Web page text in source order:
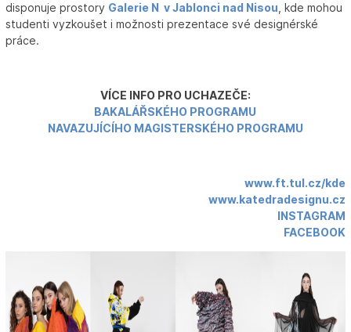
disponuje prostory Galerie N v Jablonci nad Nisou, kde mohou
studenti vyzkoušet i možnosti prezentace své designérské
práce.
VÍCE INFO PRO UCHAZEČE:
BAKALÁŘSKÉHO PROGRAMU
NAVAZUJÍCÍHO MAGISTERSKÉHO PROGRAMU
www.ft.tul.cz/kde
www.katedradesignu.cz
INSTAGRAM
FACEBOOK